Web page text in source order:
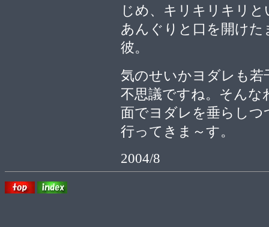
じめ、キリキリキリ
あんぐりと口を開け
彼。
気のせいかヨダレも若
不思議ですね。そんな
面でヨダレを垂らしつ
行ってきま～す。
2004/8